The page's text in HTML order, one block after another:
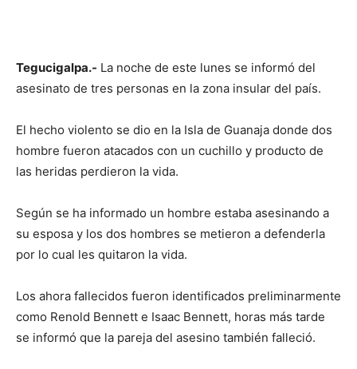
Tegucigalpa.- La noche de este lunes se informó del
asesinato de tres personas en la zona insular del país.
El hecho violento se dio en la Isla de Guanaja donde dos
hombre fueron atacados con un cuchillo y producto de
las heridas perdieron la vida.
Según se ha informado un hombre estaba asesinando a
su esposa y los dos hombres se metieron a defenderla
por lo cual les quitaron la vida.
Los ahora fallecidos fueron identificados preliminarmente
como Renold Bennett e Isaac Bennett, horas más tarde
se informó que la pareja del asesino también falleció.